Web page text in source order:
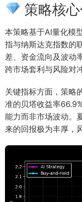
策略核
本策略基于AI量化模
指与纳斯达克指数的
差、资金流向及波动
跨市场套利与风险对冲
关键指标方面，策略
准的贝塔收益率
能力而非市场波动。
来的回报极为丰厚，